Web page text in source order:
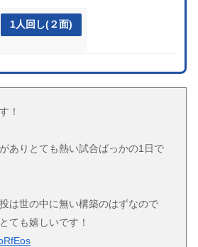
1人回し(２面)
！
ありとても熱い試合ばっかの1日で
は世の中に無い構築のはずなので
ても嬉しいです！